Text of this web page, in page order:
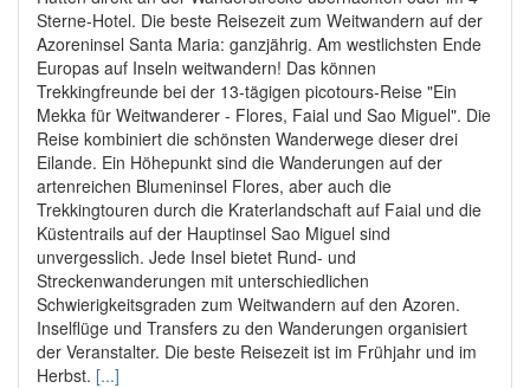
Sterne-Hotel. Die beste Reisezeit zum Weitwandern auf der
Azoreninsel Santa Maria: ganzjährig. Am westlichsten Ende
Europas auf Inseln weitwandern! Das können
Trekkingfreunde bei der 13-tägigen picotours-Reise "Ein
Mekka für Weitwanderer - Flores, Faial und Sao Miguel". Die
Reise kombiniert die schönsten Wanderwege dieser drei
Eilande. Ein Höhepunkt sind die Wanderungen auf der
artenreichen Blumeninsel Flores, aber auch die
Trekkingtouren durch die Kraterlandschaft auf Faial und die
Küstentrails auf der Hauptinsel Sao Miguel sind
unvergesslich. Jede Insel bietet Rund- und
Streckenwanderungen mit unterschiedlichen
Schwierigkeitsgraden zum Weitwandern auf den Azoren.
Inselflüge und Transfers zu den Wanderungen organisiert
der Veranstalter. Die beste Reisezeit ist im Frühjahr und im
Herbst. [...]